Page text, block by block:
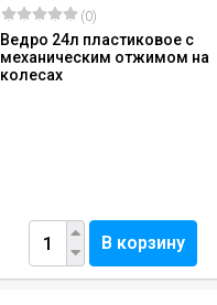
(0)
Ведро 24л пластиковое с
механическим отжимом на
колесах
В корзину